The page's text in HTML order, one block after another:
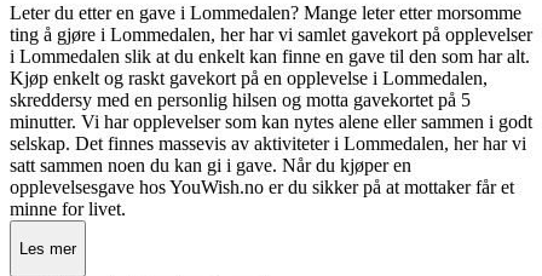
Leter du etter en gave i Lommedalen? Mange leter etter morsomme
ting å gjøre i Lommedalen, her har vi samlet gavekort på opplevelser
i Lommedalen slik at du enkelt kan finne en gave til den som har alt.
Kjøp enkelt og raskt gavekort på en opplevelse i Lommedalen,
skreddersy med en personlig hilsen og motta gavekortet på 5
minutter. Vi har opplevelser som kan nytes alene eller sammen i godt
selskap. Det finnes massevis av aktiviteter i Lommedalen, her har vi
satt sammen noen du kan gi i gave. Når du kjøper en
opplevelsesgave hos YouWish.no er du sikker på at mottaker får et
minne for livet.
Les mer